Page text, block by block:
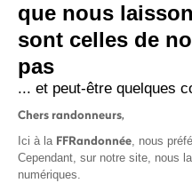
que nous
sont celles de
pas
... et peut-être quelques
Chers randonneurs,
Ici à la FFRandonnée, nous
Cependant, sur notre site, nous
numériques.